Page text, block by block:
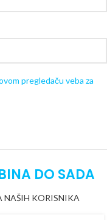
pregledaču veba za
DO SADA
NAŠIH KORISNIKA